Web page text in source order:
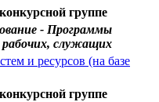
группе
- Программы
рабочих, служащих
и ресурсов (на базе
группе